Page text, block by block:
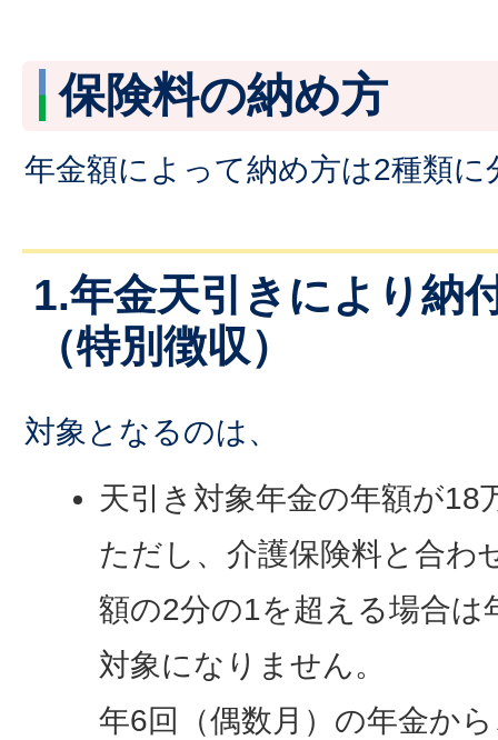
保険料の納め方
年金額によって納め方は2種類に
1.年金天引きにより納
（特別徴収）
対象となるのは、
天引き対象年金の年額が18
ただし、介護保険料と合わ
額の2分の1を超える場合は
対象になりません。
年6回（偶数月）の年金か